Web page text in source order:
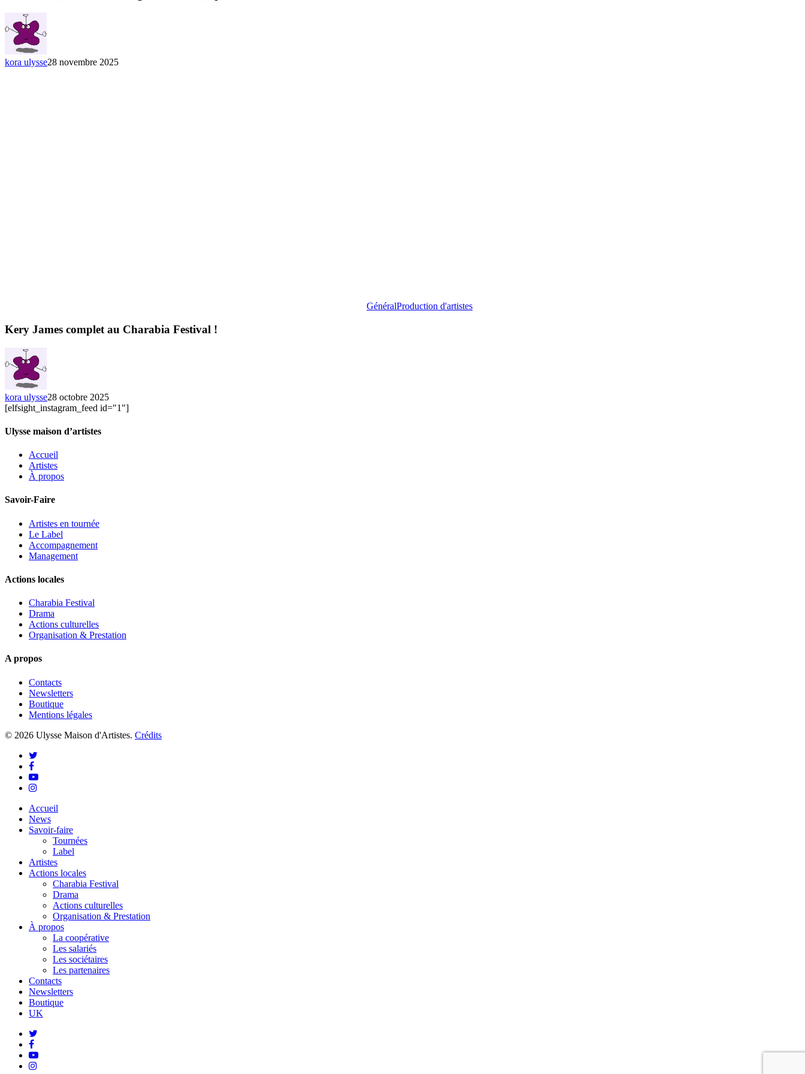
kora ulysse28 novembre 2025
GénéralProduction d'artistes
Kery James complet au Charabia Festival !
kora ulysse28 octobre 2025
[elfsight_instagram_feed id="1"]
Ulysse maison d’artistes
Accueil
Artistes
À propos
Savoir-Faire
Artistes en tournée
Le Label
Accompagnement
Management
Actions locales
Charabia Festival
Drama
Actions culturelles
Organisation & Prestation
A propos
Contacts
Newsletters
Boutique
Mentions légales
© 2026 Ulysse Maison d'Artistes. Crédits
twitter
facebook
youtube
instagram
Close
Menu
Accueil
News
Savoir-faire
Tournées
Label
Artistes
Actions locales
Charabia Festival
Drama
Actions culturelles
Organisation & Prestation
À propos
La coopérative
Les salariés
Les sociétaires
Les partenaires
Contacts
Newsletters
Boutique
UK
twitter
facebook
youtube
instagram